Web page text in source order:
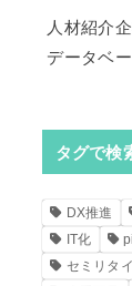
人材紹介
データベ
タグで検
DX推進
IT化
セミリタ